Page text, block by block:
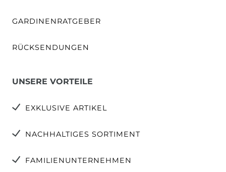
GARDINENRATGEBER
RÜCKSENDUNGEN
UNSERE VORTEILE
EXKLUSIVE ARTIKEL
NACHHALTIGES SORTIMENT
FAMILIENUNTERNEHMEN